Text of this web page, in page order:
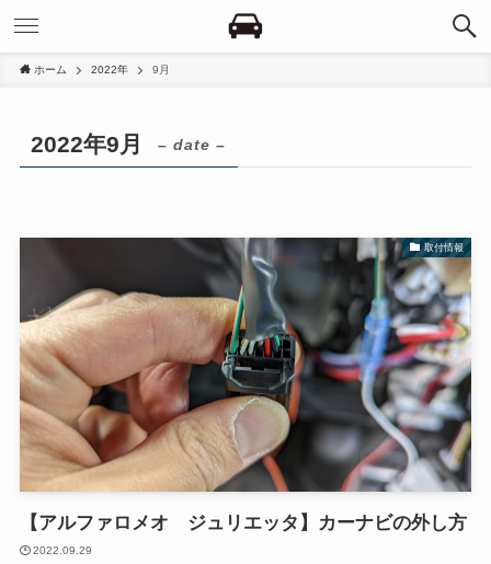
ホーム 2022年 9月
2022年9月 – date –
取付情報
【アルファロメオ ジュリエッタ】カーナビの外し方
2022.09.29